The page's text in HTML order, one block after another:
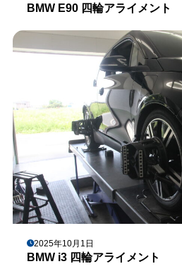
BMW E90 四輪アライメント
2025年10月1日
BMW i3 四輪アライメント